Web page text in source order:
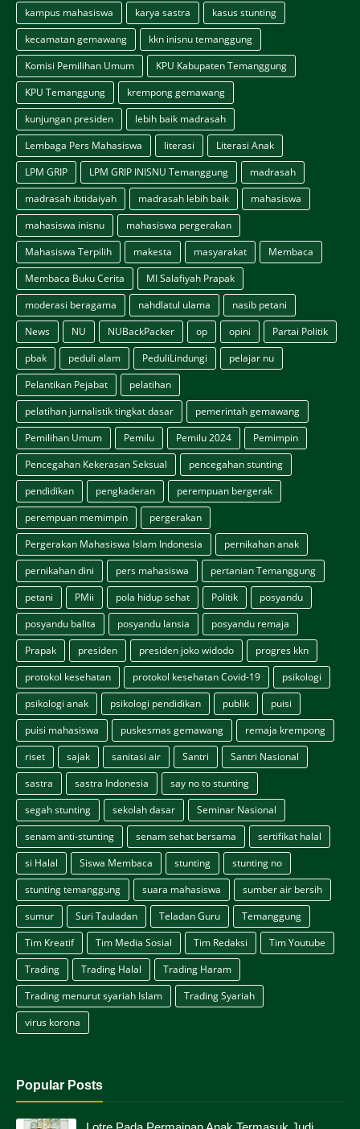
kampus mahasiswa
karya sastra
kasus stunting
kecamatan gemawang
kkn inisnu temanggung
Komisi Pemilihan Umum
KPU Kabupaten Temanggung
KPU Temanggung
krempong gemawang
kunjungan presiden
lebih baik madrasah
Lembaga Pers Mahasiswa
literasi
Literasi Anak
LPM GRIP
LPM GRIP INISNU Temanggung
madrasah
madrasah ibtidaiyah
madrasah lebih baik
mahasiswa
mahasiswa inisnu
mahasiswa pergerakan
Mahasiswa Terpilih
makesta masyarakat
Membaca
Membaca Buku Cerita
MI Salafiyah Prapak
moderasi beragama
nahdlatul ulama
nasib petani
News
NU NUBackPacker op opini
Partai Politik
pbak
peduli alam PeduliLindungi
pelajar nu
Pelantikan Pejabat
pelatihan
pelatihan jurnalistik tingkat dasar
pemerintah gemawang
Pemilihan Umum
Pemilu Pemilu 2024
Pemimpin
Pencegahan Kekerasan Seksual
pencegahan stunting
pendidikan
pengkaderan
perempuan bergerak
perempuan memimpin
pergerakan
Pergerakan Mahasiswa Islam Indonesia
pernikahan anak
pernikahan dini
pers mahasiswa
pertanian Temanggung
petani
PMii pola hidup sehat Politik
posyandu
posyandu balita
posyandu lansia
posyandu remaja
Prapak
presiden presiden joko widodo
progres kkn
protokol kesehatan
protokol kesehatan Covid-19
psikologi
psikologi anak
psikologi pendidikan publik
puisi
puisi mahasiswa
puskesmas gemawang
remaja krempong
riset
sajak sanitasi air Santri
Santri Nasional
sastra
sastra Indonesia
say no to stunting
segah stunting
sekolah dasar
Seminar Nasional
senam anti-stunting
senam sehat bersama
sertifikat halal
si Halal
Siswa Membaca stunting
stunting no
stunting temanggung
suara mahasiswa
sumber air bersih
sumur
Suri Tauladan Teladan Guru
Temanggung
Tim Kreatif
Tim Media Sosial Tim Redaksi
Tim Youtube
Trading
Trading Halal
Trading Haram
Trading menurut syariah Islam
Trading Syariah
virus korona
Popular Posts